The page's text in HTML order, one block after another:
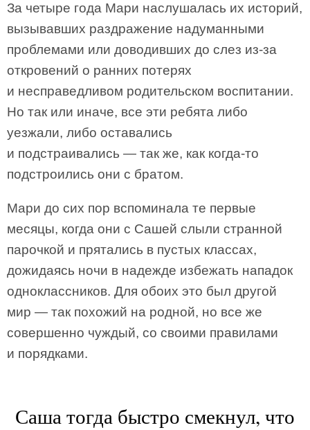
За четыре года Мари наслушалась их историй,
вызывавших раздражение надуманными
проблемами или доводивших до слез из-за
откровений о ранних потерях
и несправедливом родительском воспитании.
Но так или иначе, все эти ребята либо
уезжали, либо оставались
и подстраивались — так же, как когда-то
подстроились они с братом.
Мари до сих пор вспоминала те первые
месяцы, когда они с Сашей слыли странной
парочкой и прятались в пустых классах,
дожидаясь ночи в надежде избежать нападок
одноклассников. Для обоих это был другой
мир — так похожий на родной, но все же
совершенно чуждый, со своими правилами
и порядками.
Саша тогда быстро смекнул, что